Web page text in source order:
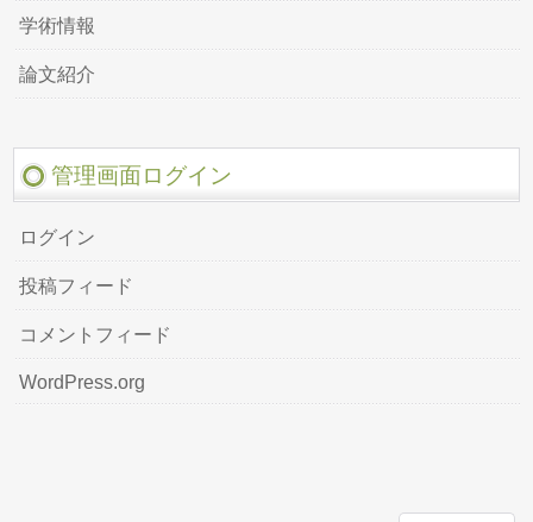
学術情報
論文紹介
管理画面ログイン
ログイン
投稿フィード
コメントフィード
WordPress.org